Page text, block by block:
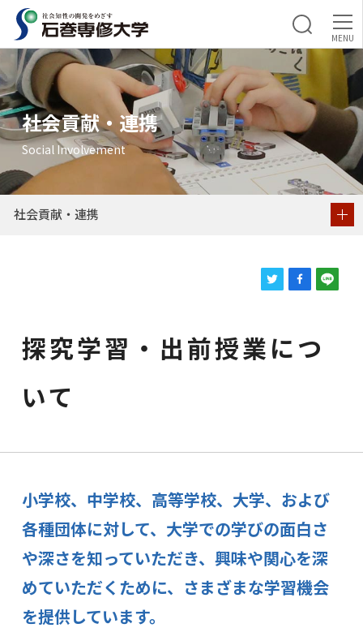
探究学習・出前授業につ
いて
小学校、中学校、高等学校、大学、および
各種団体に対して、大学での学びの面白さ
や深さを知っていただき、興味や関心を深
めていただくために、さまざまな学習機会
を提供しています。
社会貢献・連携